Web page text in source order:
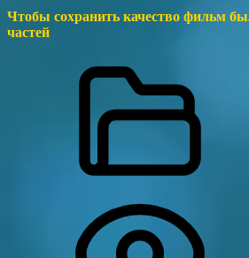
Чтобы сохранить качество фильм
частей